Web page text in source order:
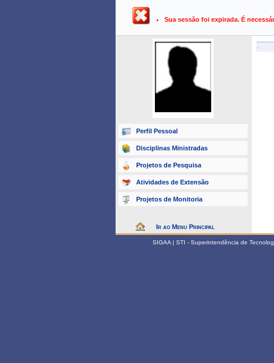
UFPB ›
Sua sessão foi expirada. É
Perfil Pessoal
Disciplinas Ministradas
Projetos de Pesquisa
Atividades de Extensão
Projetos de Monitoria
Ir ao Menu Principal
-
SIGAA | STI - Superintendência de